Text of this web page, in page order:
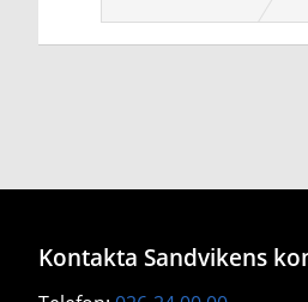
Kontakta Sandvikens